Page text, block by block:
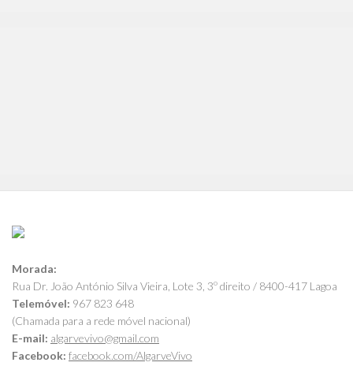
Morada:
Rua Dr. João António Silva Vieira, Lote 3, 3º direito / 8400-417 Lagoa
Telemóvel: 967 823 648
(Chamada para a rede móvel nacional)
E-mail: algarvevivo@gmail.com
Facebook: facebook.com/AlgarveVivo